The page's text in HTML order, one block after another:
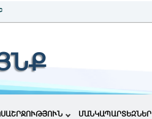
ՄԱՆԿԱՊԱՐՏԵԶՆԵՐ